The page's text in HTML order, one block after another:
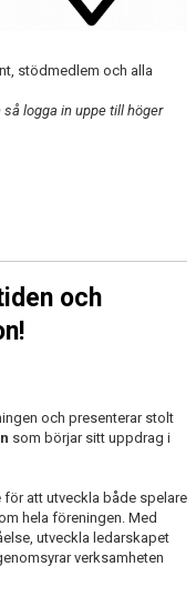
stödmedlem och alla
logga in uppe till höger
och
och presenterar stolt
som börjar sitt uppdrag i
för att utveckla både spelare
hela föreningen. Med
utveckla ledarskapet
verksamheten